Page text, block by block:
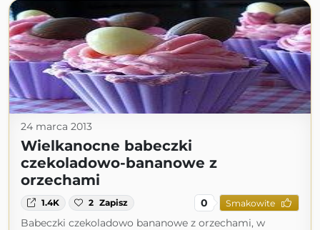
24 marca 2013
Wielkanocne babeczki
czekoladowo-bananowe z
orzechami
1.4K 2 Zapisz 0 Smakowite
Babeczki czekoladowo bananowe z orzechami, w